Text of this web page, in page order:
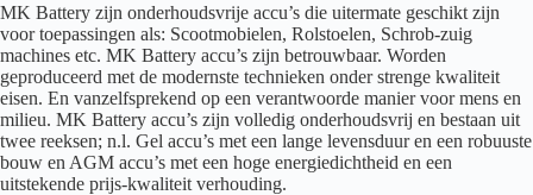
MK Battery zijn onderhoudsvrije accu’s die uitermate geschikt zijn
voor toepassingen als: Scootmobielen, Rolstoelen, Schrob-zuig
machines etc. MK Battery accu’s zijn betrouwbaar. Worden
geproduceerd met de modernste technieken onder strenge kwaliteit
eisen. En vanzelfsprekend op een verantwoorde manier voor mens en
milieu. MK Battery accu’s zijn volledig onderhoudsvrij en bestaan uit
twee reeksen; n.l. Gel accu’s met een lange levensduur en een robuuste
bouw en AGM accu’s met een hoge energiedichtheid en een
uitstekende prijs-kwaliteit verhouding.